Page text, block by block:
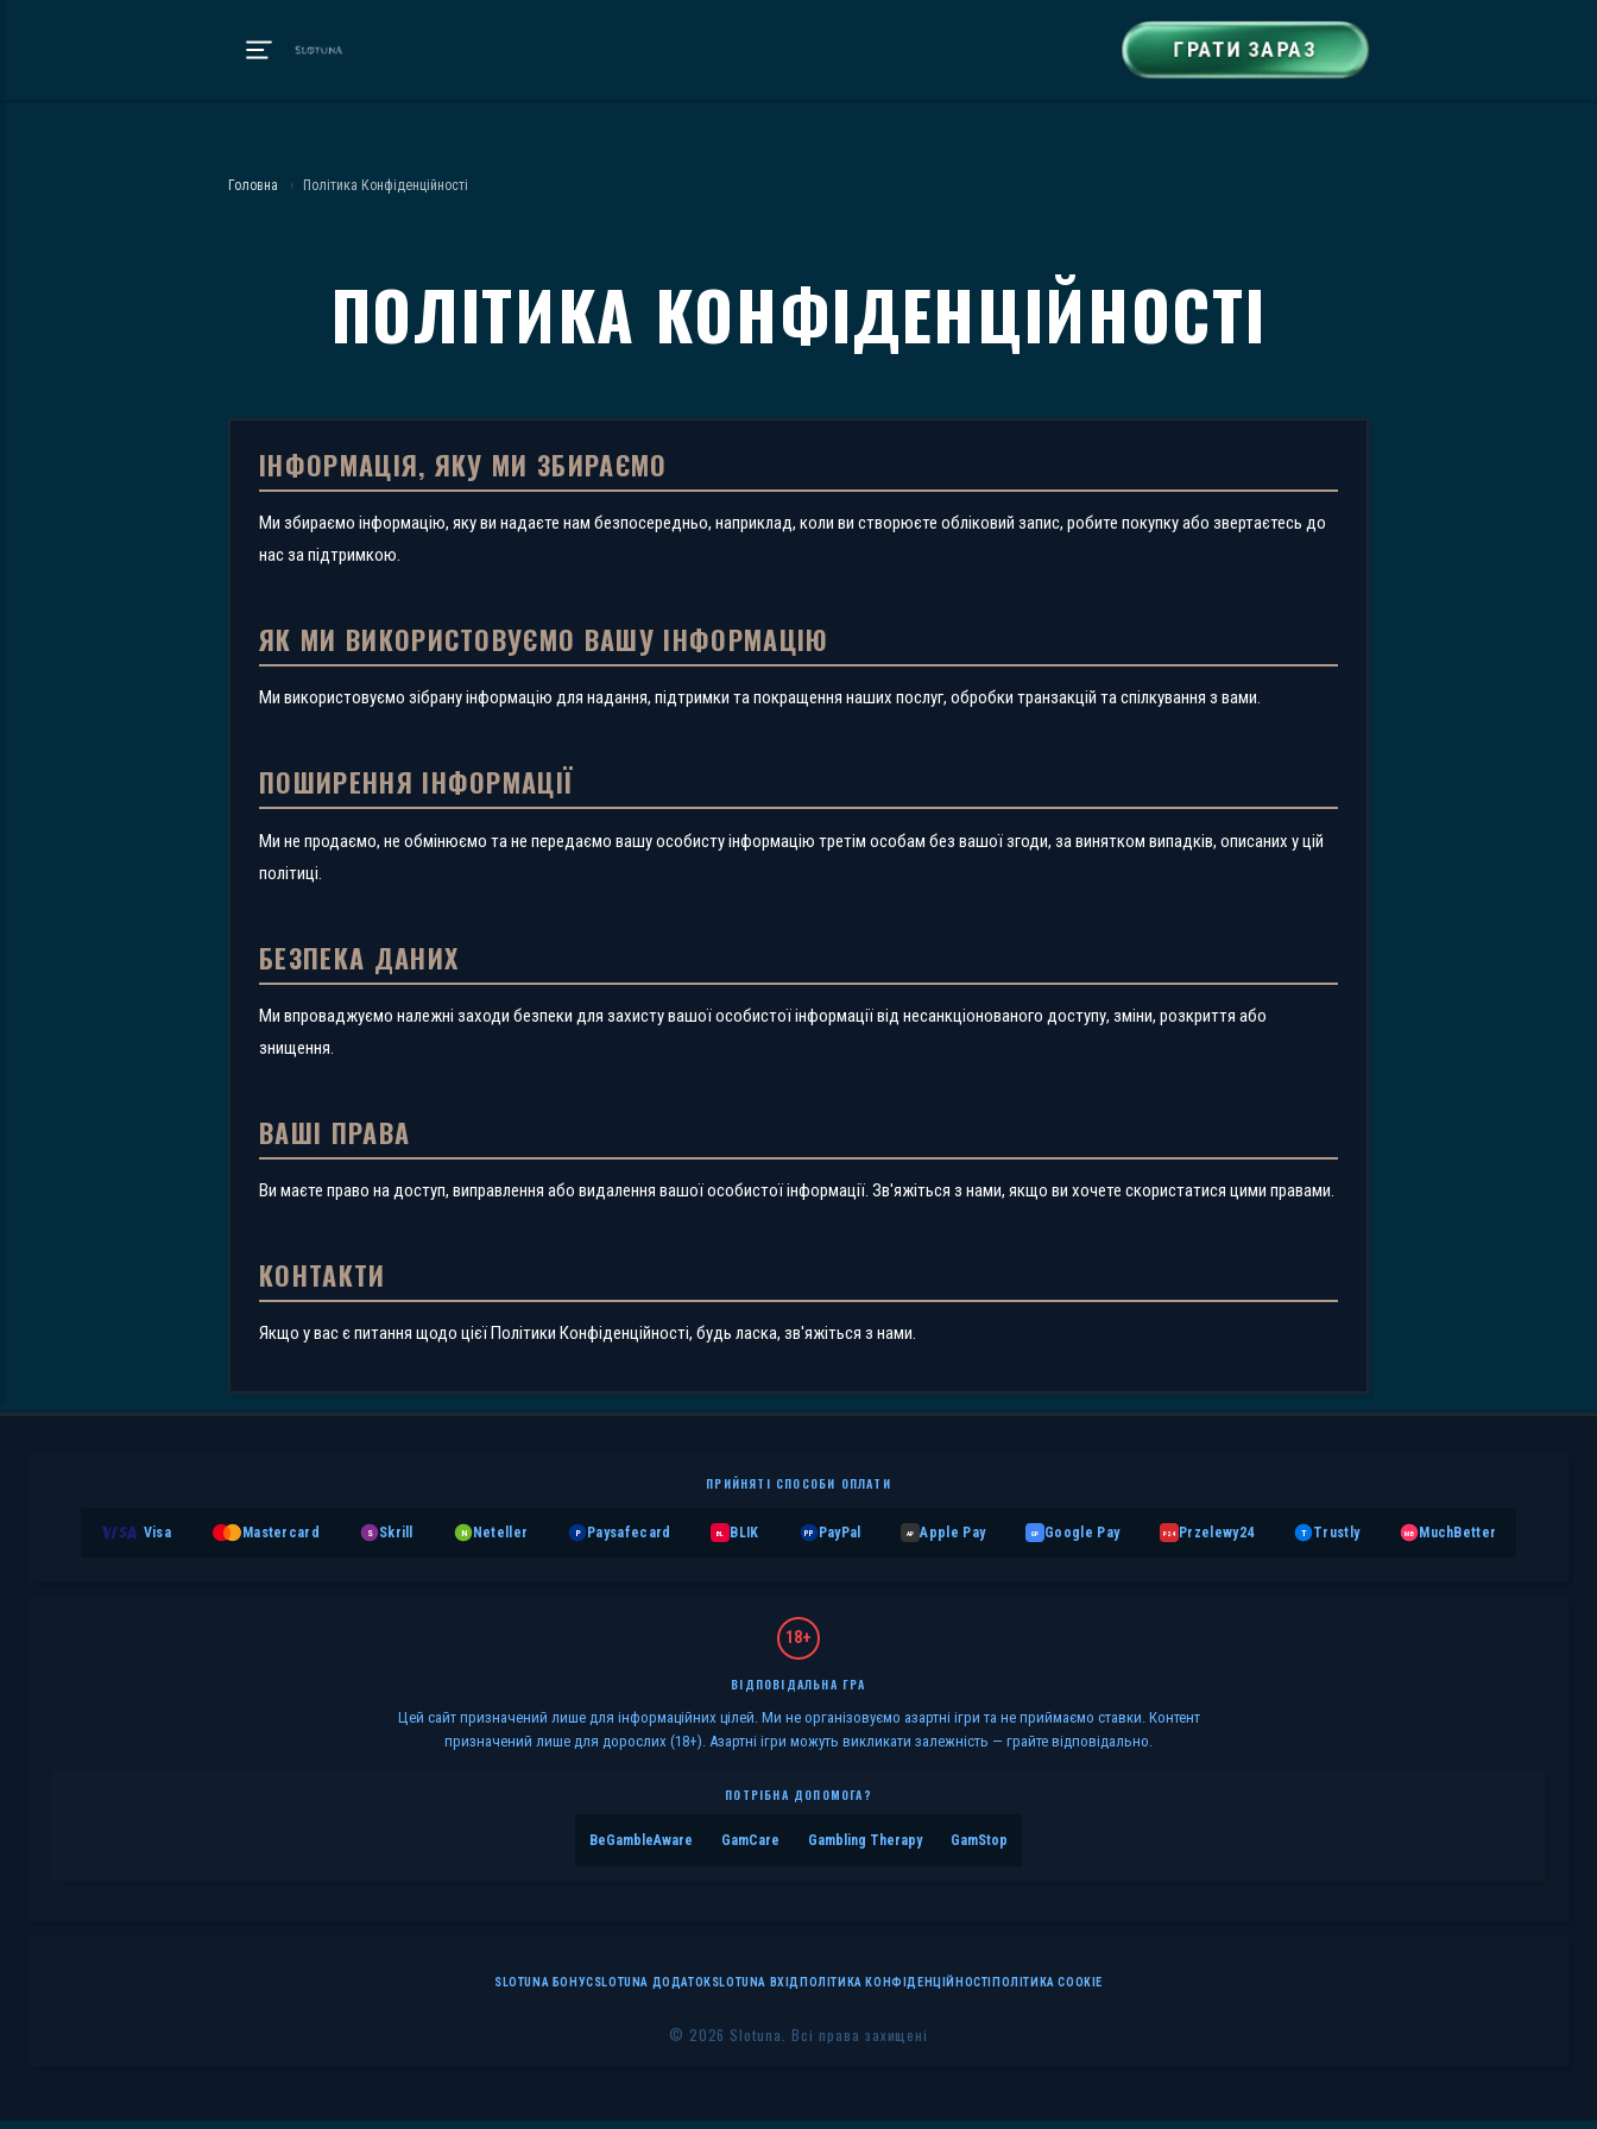
ГРАТИ ЗАРАЗ
Головна › Політика Конфіденційності
ПОЛІТИКА КОНФІДЕНЦІЙНОСТІ
ІНФОРМАЦІЯ, ЯКУ МИ ЗБИРАЄМО
Ми збираємо інформацію, яку ви надаєте нам безпосередньо, наприклад, коли ви створюєте обліковий запис, робите покупку або звертаєтесь до
нас за підтримкою.
ЯК МИ ВИКОРИСТОВУЄМО ВАШУ ІНФОРМАЦІЮ
Ми використовуємо зібрану інформацію для надання, підтримки та покращення наших послуг, обробки транзакцій та спілкування з вами.
ПОШИРЕННЯ ІНФОРМАЦІЇ
Ми не продаємо, не обмінюємо та не передаємо вашу особисту інформацію третім особам без вашої згоди, за винятком випадків, описаних у цій
політиці.
БЕЗПЕКА ДАНИХ
Ми впроваджуємо належні заходи безпеки для захисту вашої особистої інформації від несанкціонованого доступу, зміни, розкриття або
знищення.
ВАШІ ПРАВА
Ви маєте право на доступ, виправлення або видалення вашої особистої інформації. Зв'яжіться з нами, якщо ви хочете скористатися цими правами.
КОНТАКТИ
Якщо у вас є питання щодо цієї Політики Конфіденційності, будь ласка, зв'яжіться з нами.
ПРИЙНЯТІ СПОСОБИ ОПЛАТИ
Visa Mastercard S Skrill N Neteller P Paysafecard BL BLIK PP PayPal AP Apple Pay GP Google Pay P24 Przelewy24 T Trustly MB MuchBetter
18+
ВІДПОВІДАЛЬНА ГРА
Цей сайт призначений лише для інформаційних цілей. Ми не організовуємо азартні ігри та не приймаємо ставки. Контент
призначений лише для дорослих (18+). Азартні ігри можуть викликати залежність — грайте відповідально.
ПОТРІБНА ДОПОМОГА?
BeGambleAware GamCare Gambling Therapy GamStop
SLOTUNA БОНУСSLOTUNA ДОДАТОКSLOTUNA ВХІД ПОЛІТИКА КОНФІДЕНЦІЙНОСТІ ПОЛІТИКА COOKIE
© 2026 Slotuna. Всі права захищені